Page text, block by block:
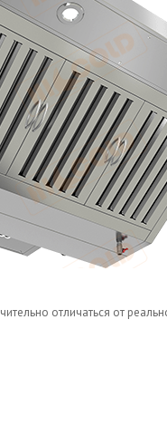
отличаться от